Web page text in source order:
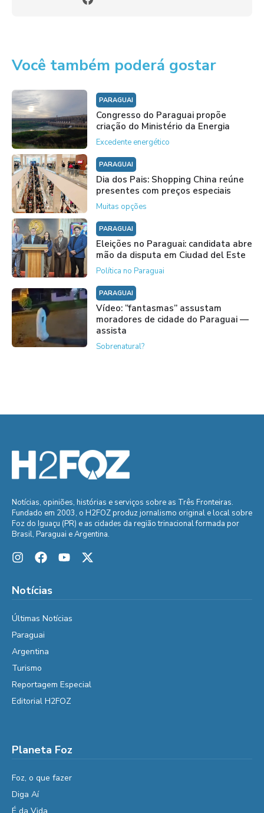
Você também poderá gostar
PARAGUAI
Congresso do Paraguai propõe
criação do Ministério da Energia
Excedente energético
PARAGUAI
Dia dos Pais: Shopping China reúne
presentes com preços especiais
Muitas opções
PARAGUAI
Eleições no Paraguai: candidata abre
mão da disputa em Ciudad del Este
Política no Paraguai
PARAGUAI
Vídeo: “fantasmas” assustam
moradores de cidade do Paraguai —
assista
Sobrenatural?
Notícias, opiniões, histórias e serviços sobre as Três Fronteiras.
Fundado em 2003, o H2FOZ produz jornalismo original e local sobre
Foz do Iguaçu (PR) e as cidades da região trinacional formada por
Brasil, Paraguai e Argentina.
Notícias
Últimas Notícias
Paraguai
Argentina
Turismo
Reportagem Especial
Editorial H2FOZ
Planeta Foz
Foz, o que fazer
Diga Aí